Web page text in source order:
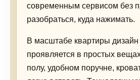
современным сервисом без
разобраться, куда нажимать.
В масштабе квартиры дизайн
проявляется в простых
полу, удобном поручне,